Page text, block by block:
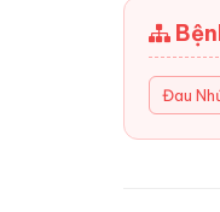
Đau